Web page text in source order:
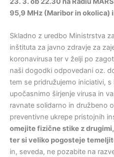
95,9 MHz (Maribor in okolica)
Skladno z uredbo Ministrstva
inštituta za javno zdravje za
koronavirusa ter v želji po
naši dogodki odpovedani oz.
tem se pridružujemo iniciativi,
upočasnimo širjenje virusa in
ravnate solidarno in družbeno
preventivne ukrepe pristojnih
omejite fizične stike z
ter si veliko pogosteje
in, seveda, ne pozabite na